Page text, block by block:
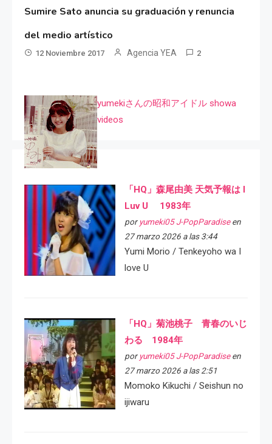
Sumire Sato anuncia su graduación y renuncia
del medio artístico
12 Noviembre 2017 Agencia YEA 2
yumekiさんの昭和アイドル showa
videos
「HQ」森尾由美 天気予報は I
Luv U 1983年
por yumeki05 J-PopParadiseen
27 marzo 2026 a las 3:44
Yumi Morio / Tenkeyoho wa I
love U
「HQ」菊池桃子 青春のいじ
わる 1984年
por yumeki05 J-PopParadiseen
27 marzo 2026 a las 2:51
Momoko Kikuchi / Seishun no
ijiwaru